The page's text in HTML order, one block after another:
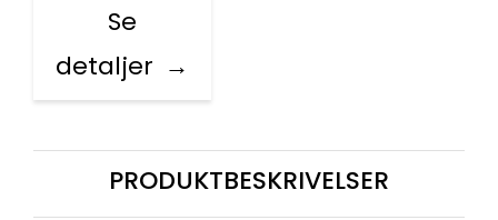
Se
detaljer
PRODUKTBESKRIVELSER